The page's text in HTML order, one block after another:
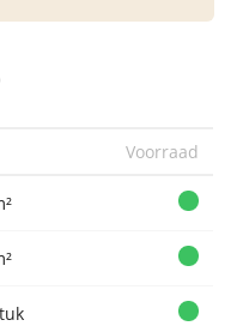
Voorraad